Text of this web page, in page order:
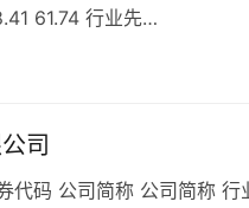
61.74 行业先…
司
代码 公司简称 公司简称